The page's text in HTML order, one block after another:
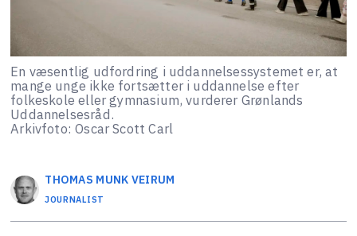
En væsentlig udfordring i uddannelsessystemet er, at
mange unge ikke fortsætter i uddannelse efter
folkeskole eller gymnasium, vurderer Grønlands
Uddannelsesråd.
Arkivfoto: Oscar Scott Carl
THOMAS MUNK VEIRUM
JOURNALIST